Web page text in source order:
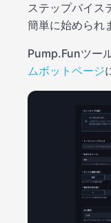
ステップバイス
簡単に始められ
Pump.Funツー
ムボットページ